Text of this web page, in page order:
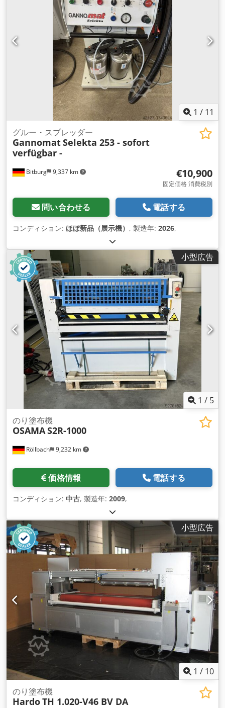
1 / 11
Bitburg 9,337 km
グルー・スプレッダー
GannomatSelekta 253 - sofort
verfügbar -
€10,900
固定価格 消費税別
問い合わせる 電話する
コンディション: ほぼ新品（展示機） , 製造年: 2026,
小型広告
1 / 5
Röllbach 9,232 km
のり塗布機
OSAMAS2R-1000
価格情報 電話する
コンディション: 中古, 製造年: 2009,
小型広告
1 / 10
のり塗布機
HardoTH 1.020-V46 BV DA